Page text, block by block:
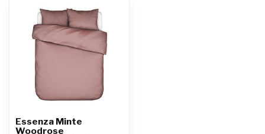
Essenza Minte
Woodrose